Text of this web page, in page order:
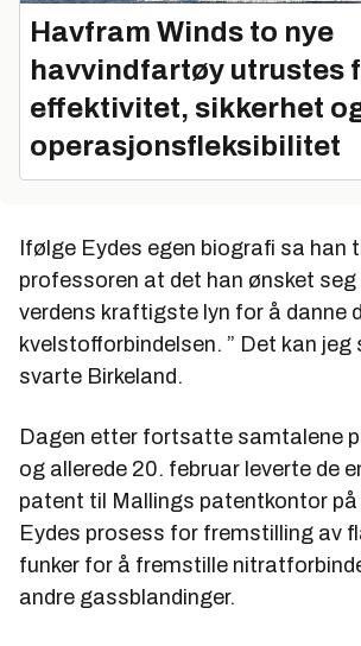
Havfram Winds to nye
havvindfartøy utrustes
effektivitet, sikkerhet
operasjonsfleksibilitet
Ifølge Eydes egen biografi sa han
professoren at det han ønsket
verdens kraftigste lyn for å danne
kvelstofforbindelsen. ” Det kan jeg
svarte Birkeland.
Dagen etter fortsatte samtalene
og allerede 20. februar leverte de
patent til Mallings patentkontor på
Eydes prosess for fremstilling av
funker for å fremstille
andre gassblandinger.